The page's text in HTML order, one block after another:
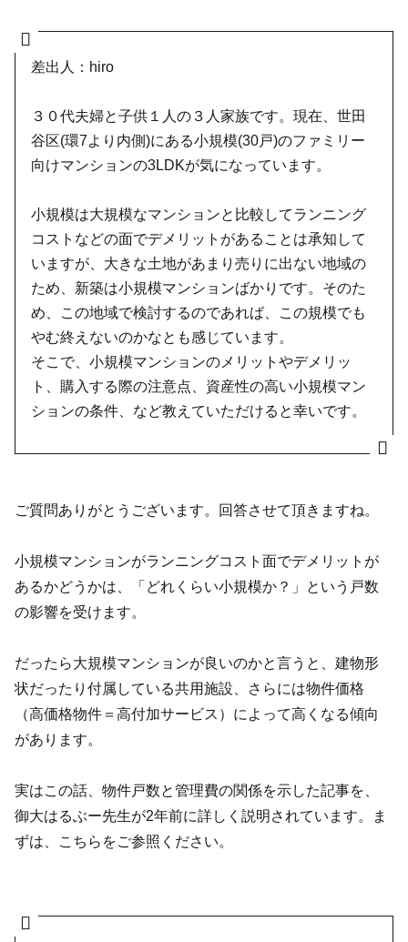
差出人：hiro
３０代夫婦と子供１人の３人家族です。現在、世田
谷区(環7より内側)にある小規模(30戸)のファミリー
向けマンションの3LDKが気になっています。
小規模は大規模なマンションと比較してランニング
コストなどの面でデメリットがあることは承知して
いますが、大きな土地があまり売りに出ない地域の
ため、新築は小規模マンションばかりです。そのた
め、この地域で検討するのであれば、この規模でも
やむ終えないのかなとも感じています。
そこで、小規模マンションのメリットやデメリッ
ト、購入する際の注意点、資産性の高い小規模マン
ションの条件、など教えていただけると幸いです。
ご質問ありがとうございます。回答させて頂きますね。
小規模マンションがランニングコスト面でデメリットが
あるかどうかは、「どれくらい小規模か？」という戸数
の影響を受けます。
だったら大規模マンションが良いのかと言うと、建物形
状だったり付属している共用施設、さらには物件価格
（高価格物件＝高付加サービス）によって高くなる傾向
があります。
実はこの話、物件戸数と管理費の関係を示した記事を、
御大はるぶー先生が2年前に詳しく説明されています。ま
ずは、こちらをご参照ください。